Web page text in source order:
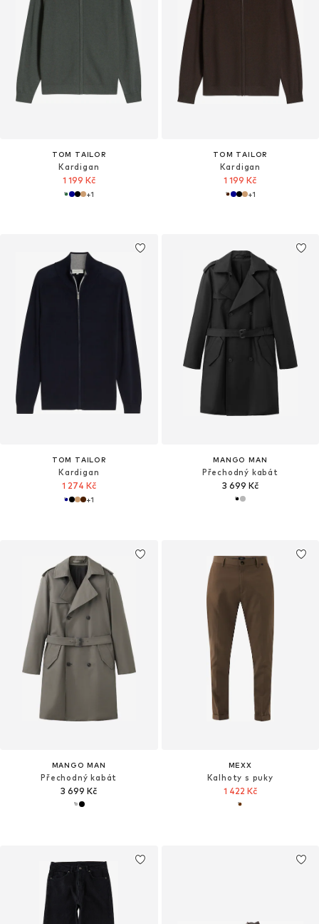
TOM TAILOR
Kardigan
1 199 Kč
+1
TOM TAILOR
Kardigan
1 199 Kč
+1
TOM TAILOR
Kardigan
1 274 Kč
+1
MANGO MAN
Přechodný kabát
3 699 Kč
MANGO MAN
Přechodný kabát
3 699 Kč
MEXX
Kalhoty s puky
1 422 Kč